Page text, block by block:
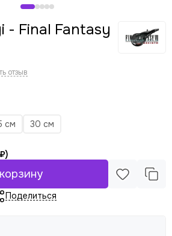
- Final Fantasy
отзыв
см
30 см
)
Поделиться